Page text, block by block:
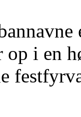
op i en